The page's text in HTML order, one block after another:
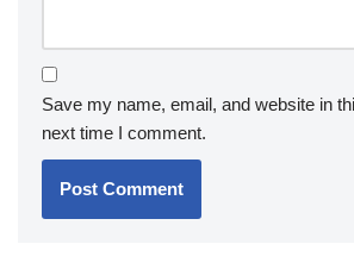
Save my name, email, and website in
next time I comment.